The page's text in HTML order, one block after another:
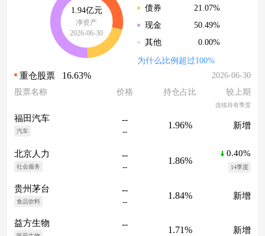
1.94亿元
净资产
2026-06-30
债券
21.07%
现金
50.49%
其他
0.00%
为什么比例超过100%
重仓股票 16.63%
2026-06-30
股票名称
价格 持仓占比 较上期
连续持有季度
福田汽车
汽车
--
--
1.96% 新增
北京人力
社会服务
--
--
1.86%
0.40%
14季度
贵州茅台
食品饮料
--
--
1.84% 新增
益方生物 --
1.71% 新增